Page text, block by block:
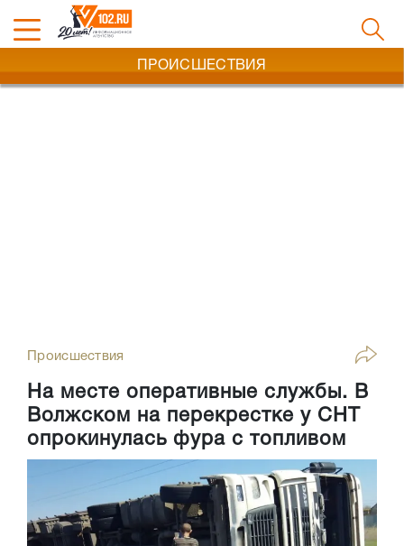
ПРОИСШЕСТВИЯ
Происшествия
На месте оперативные службы. В
Волжском на перекрестке у СНТ
опрокинулась фура с топливом